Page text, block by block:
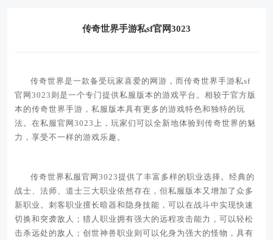
传奇世界手游私sf官网3023
传奇世界是一款备受玩家喜爱的网游，而传奇世界手游私sf
官网3023则是一个专门提供私服版本的游戏平台。相较于官方版
本的传奇世界手游，私服版本具有更多的游戏特色和独特的玩
法。在私服官网3023上，玩家们可以全新地体验到传奇世界的魅
力，享受不一样的游戏乐趣。
传奇世界私服官网3023提供了丰富多样的职业选择。经典的
战士、法师、道士三大职业依然存在，但私服版本又增加了众多
新职业。刺客职业擅长暗器和隐身技能，可以在战斗中实现快速
切换和突袭敌人；猎人职业拥有强大的远程攻击能力，可以轻松
击杀远处的敌人；创世神兽职业则可以化身为强大的怪物，具有